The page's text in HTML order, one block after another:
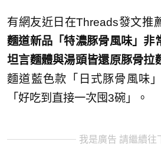
有網友近日在Threads發文推
麵道新品「特濃豚骨風味」非
坦言麵體與湯頭皆還原豚骨拉
麵道藍色款「日式豚骨風味
「好吃到直接一次囤3碗」。
我是廣告 請繼續往